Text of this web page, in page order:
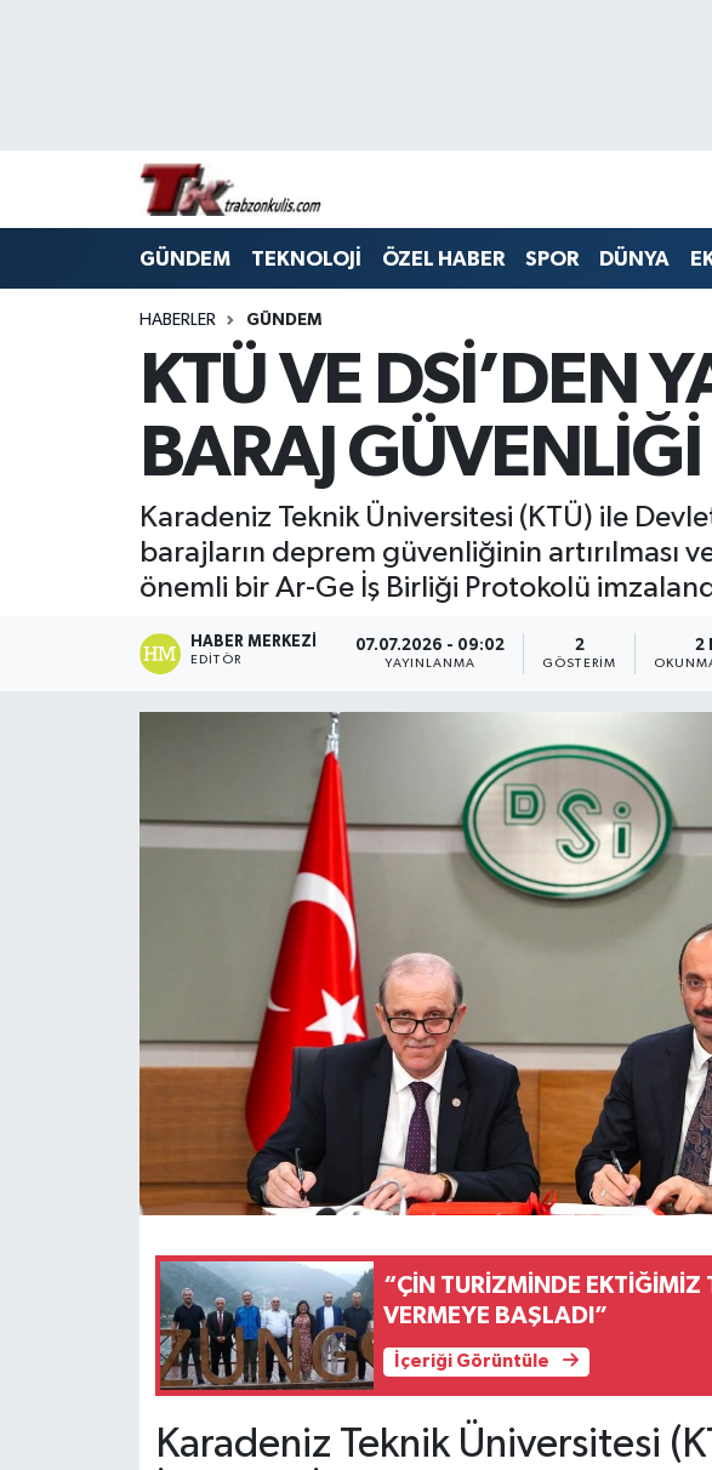
GÜNDEM TEKNOLOJİ ÖZEL HABER SPOR DÜNYA
HABERLER GÜNDEM
KTÜ VE DSİ’DEN
BARAJ
Karadeniz Teknik Üniversitesi (KTÜ) ile
barajların deprem güvenliğinin artırılması
önemli bir Ar-Ge İş Birliği Protokolü
HABER MERKEZI
EDITÖR
07.07.2026 - 09:02
YAYINLANMA
2
GÖSTERIM
2
“ÇİN TURİZMİNDE EKTİĞİMİZ
VERMEYE BAŞLADI”
İçeriği Görüntüle
Karadeniz Teknik Üniversitesi
Trabzon Namaz Vakitleri
Süper Lig Puan Durumu ve Fikstür
Tüm Manşetler
Son Dakika Haberleri
Haber Arşivi